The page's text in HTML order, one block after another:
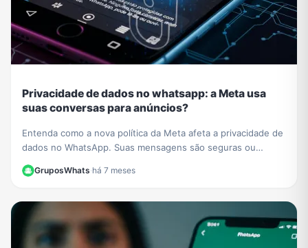
Privacidade de dados no whatsapp: a Meta usa
suas conversas para anúncios?
Entenda como a nova política da Meta afeta a privacidade de
dados no WhatsApp. Suas mensagens são seguras ou
GruposWhats·há 7 meses